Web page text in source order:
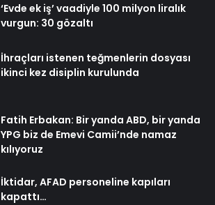
‘Evde ek iş’ vaadiyle 100 milyon liralık
vurgun: 30 gözaltı
İhraçları istenen teğmenlerin dosyası
ikinci kez disiplin kurulunda
Fatih Erbakan: Bir yanda ABD, bir yanda
YPG biz de Emevi Camii’nde namaz
kılıyoruz
İktidar, AFAD personeline kapıları
kapattı…